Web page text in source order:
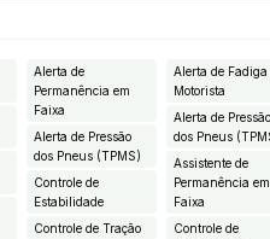
Alerta de
Permanência em
Faixa
Alerta de Pressão
dos Pneus (TPMS)
Controle de
Estabilidade
Controle de Tração
Alerta de Fadiga
Motorista
Alerta de
dos Pneus
Assistente de
Permanência em
Faixa
Controle de